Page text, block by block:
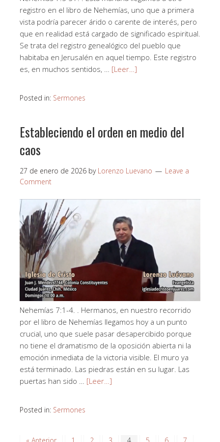
registro en el libro de Nehemías, uno que a primera
vista podría parecer árido o carente de interés, pero
que en realidad está cargado de significado espiritual.
Se trata del registro genealógico del pueblo que
habitaba en Jerusalén en aquel tiempo. Este registro
es, en muchos sentidos, … [Leer…]
Posted in: Sermones
Estableciendo el orden en medio del
caos
27 de enero de 2026 by Lorenzo Luevano
Leave a
Comment
Nehemías 7:1-4. . Hermanos, en nuestro recorrido
por el libro de Nehemías llegamos hoy a un punto
crucial, uno que suele pasar desapercibido porque
no tiene el dramatismo de la oposición abierta ni la
emoción inmediata de la victoria visible. El muro ya
está terminado. Las piedras están en su lugar. Las
puertas han sido … [Leer…]
Posted in: Sermones
« Anterior 1 2 3 4 5 6 7